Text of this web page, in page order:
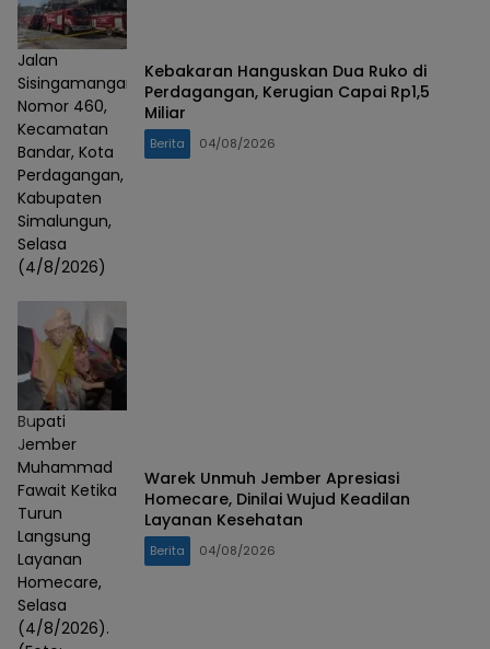
Jalan
Sisingamangaraja
Nomor 460,
Kecamatan
Bandar, Kota
Perdagangan,
Kabupaten
Simalungun,
Selasa
(4/8/2026)
Kebakaran Hanguskan Dua Ruko di
Perdagangan, Kerugian Capai Rp1,5
Miliar
Berita 04/08/2026
Bupati
Jember
Muhammad
Fawait Ketika
Turun
Langsung
Layanan
Homecare,
Selasa
(4/8/2026).
Warek Unmuh Jember Apresiasi
Homecare, Dinilai Wujud Keadilan
Layanan Kesehatan
Berita 04/08/2026